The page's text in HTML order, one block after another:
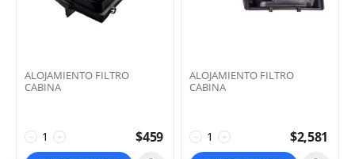
ALOJAMIENTO FILTRO
CABINA
+
− $459
ALOJAMIENTO FILTRO
CABINA
+
− $2,581